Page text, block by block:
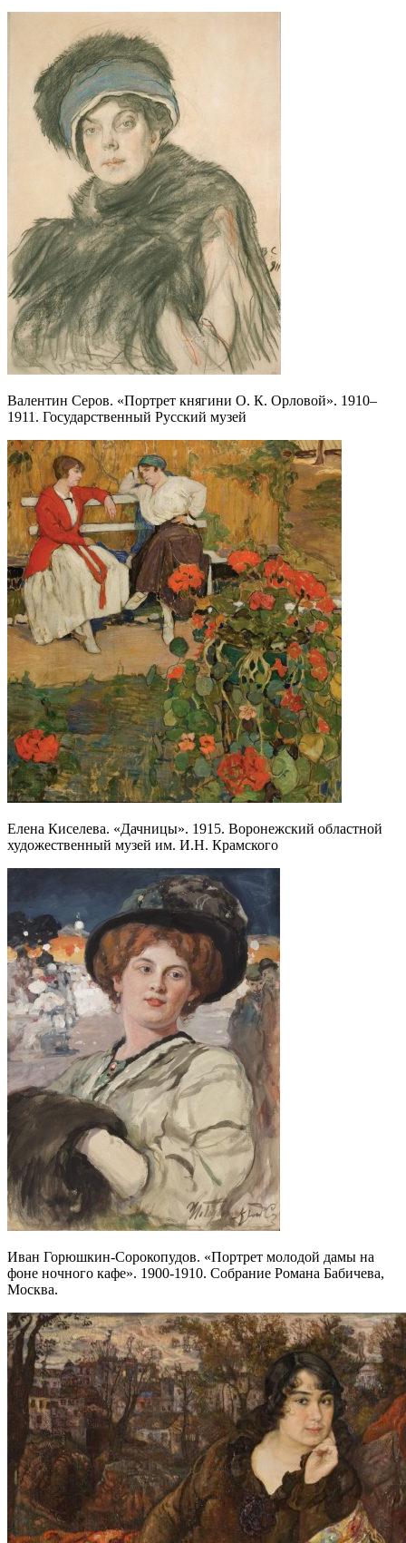
Валентин Серов. «Портрет княгини О. К. Орловой». 1910–
1911. Государственный Русский музей
Елена Киселева. «Дачницы». 1915. Воронежский областной
художественный музей им. И.Н. Крамского
Иван Горюшкин-Сорокопудов. «Портрет молодой дамы на
фоне ночного кафе». 1900-1910. Собрание Романа Бабичева,
Москва.